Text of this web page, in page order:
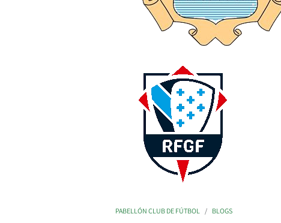
PABELLÓN CLUB DE FÚTBOL BLOGS